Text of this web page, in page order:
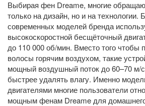
Выбирая фен Dreame, многие
только на дизайн, но и на технологии.
современных моделей бренда
высокоскоростной бесщёточный
до 110 000 об/мин. Вместо того чтобы
волосы горячим воздухом, такие
мощный воздушный поток до 60–70 м/
быстрее удалять влагу. Именно
двигателями многие пользователи
мощным фенам Dreame для